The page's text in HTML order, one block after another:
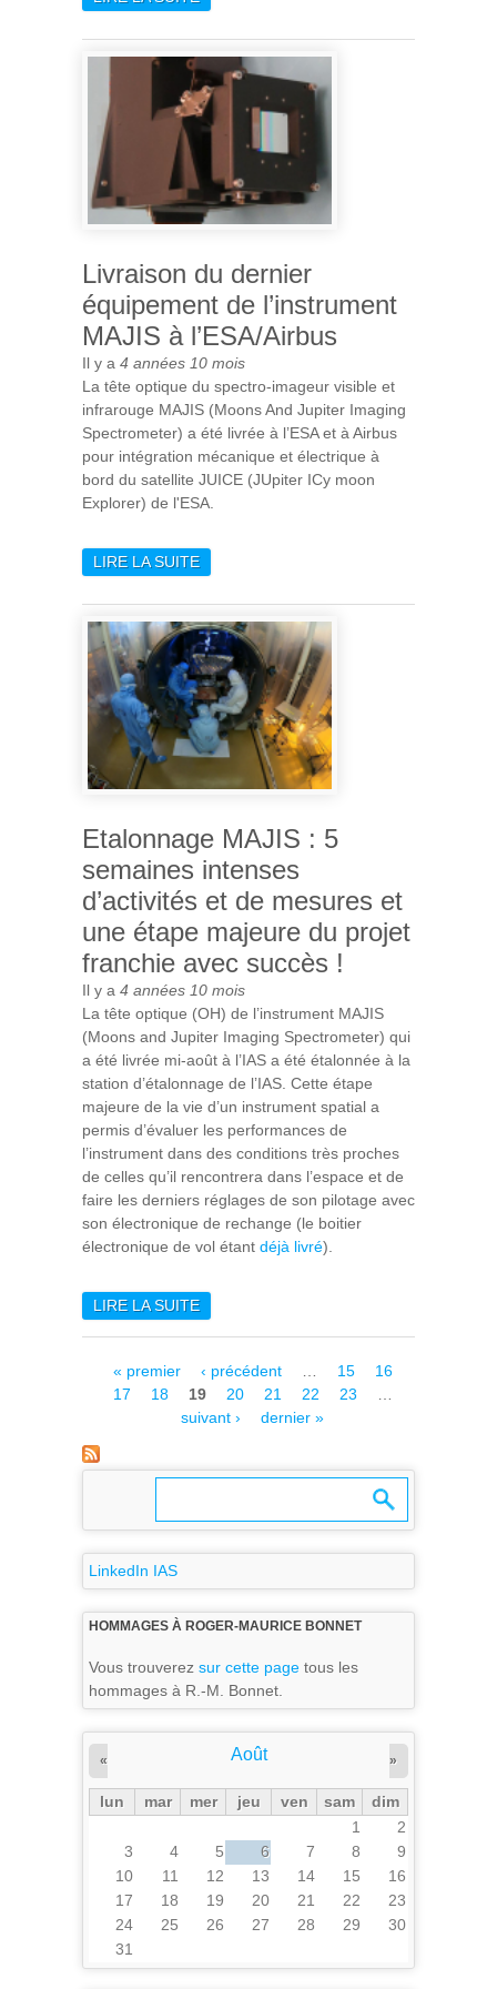
AMAS DE GALAXIES TRÈS
ACTIF, DATANT DE QUAND
L’UNIVERS AVAIT 3
MILLIARDS D’ANNÉES
Livraison du dernier
équipement de l’instrument
MAJIS à l’ESA/Airbus
Il y a 4 années 10 mois
La tête optique du spectro-imageur visible et
infrarouge MAJIS (Moons And Jupiter Imaging
Spectrometer) a été livrée à l’ESA et à Airbus
pour intégration mécanique et électrique à
bord du satellite JUICE (JUpiter ICy moon
Explorer) de l'ESA.
LIRE LA SUITEDE LIVRAISON DU DERNIER
L’INSTRUMENT MAJIS À
L’ESA/AIRBUS
Etalonnage MAJIS : 5
semaines intenses
d’activités et de mesures et
une étape majeure du projet
franchie avec succès !
Il y a 4 années 10 mois
La tête optique (OH) de l’instrument MAJIS
(Moons and Jupiter Imaging Spectrometer) qui
a été livrée mi-août à l’IAS a été étalonnée à la
station d’étalonnage de l’IAS. Cette étape
majeure de la vie d’un instrument spatial a
permis d’évaluer les performances de
l’instrument dans des conditions très proches
de celles qu’il rencontrera dans l’espace et de
faire les derniers réglages de son pilotage avec
son électronique de rechange (le boitier
électronique de vol étant déjà livré).
LIRE LA SUITEDE ETALONNAGE MAJIS : 5
MESURES ET UNE ÉTAPE
MAJEURE DU PROJET
FRANCHIE AVEC SUCCÈS !
Pages
« premier ‹ précédent … 15
16
17
18 19 20 21 22 23
…
suivant ›
dernier »
LinkedIn IAS
HOMMAGES À ROGER-MAURICE BONNET
Vous trouverez sur cette page tous les
hommages à R.-M. Bonnet.
Août
« »
lun mar mer jeu ven sam
dim
1
2
3
4 5 6 7 8
9
10
11 12 13 14 15
16
17
18 19 20 21 22
23
24
25 26 27 28 29
30
31